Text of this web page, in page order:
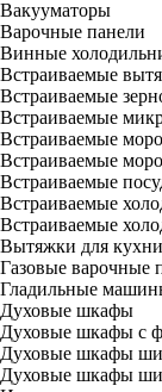
Вакууматоры
Варочные панели
Винные
Встраиваемые
Встраиваемые
Встраиваемые
Встраиваемые
Встраиваемые
Встраиваемые
Встраиваемые
Встраиваемые
Вытяжки для кухни
Газовые варочные
Гладильные
Духовые шкафы
Духовые шкафы с
Духовые шкафы
Духовые шкафы